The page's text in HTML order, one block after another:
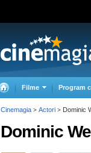
Filme Program
Dominic
Cinemagia > Actori > Dominic